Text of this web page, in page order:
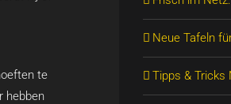
te
hebben
Neue Tafeln
Tipps & Tricks